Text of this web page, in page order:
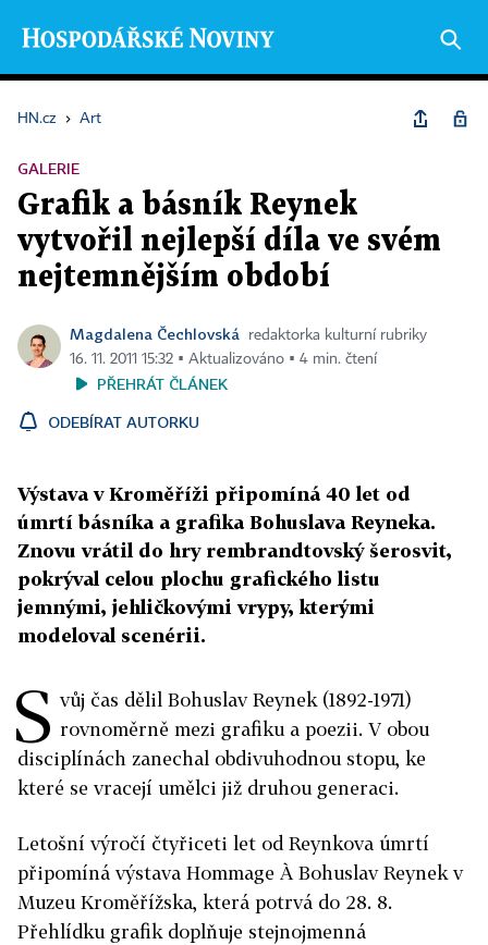
HN.cz › Art
GALERIE
Grafik a básník Reynek
vytvořil nejlepší díla ve svém
nejtemnějším období
Magdalena Čechlovská
redaktorka kulturní rubriky
16. 11. 2011 15:32 ▪ Aktualizováno ▪ 4 min. čtení
PŘEHRÁT ČLÁNEK
ODEBÍRAT AUTORKU
Výstava v Kroměříži připomíná 40 let od
úmrtí básníka a grafika Bohuslava Reyneka.
Znovu vrátil do hry rembrandtovský šerosvit,
pokrýval celou plochu grafického listu
jemnými, jehličkovými vrypy, kterými
modeloval scenérii.
S vůj čas dělil Bohuslav Reynek (1892-1971)
rovnoměrně mezi grafiku a poezii. V obou
disciplínách zanechal obdivuhodnou stopu, ke
které se vracejí umělci již druhou generaci.
Letošní výročí čtyřiceti let od Reynkova úmrtí
připomíná výstava Hommage À Bohuslav Reynek v
Muzeu Kroměřížska, která potrvá do 28. 8.
Přehlídku grafik doplňuje stejnojmenná